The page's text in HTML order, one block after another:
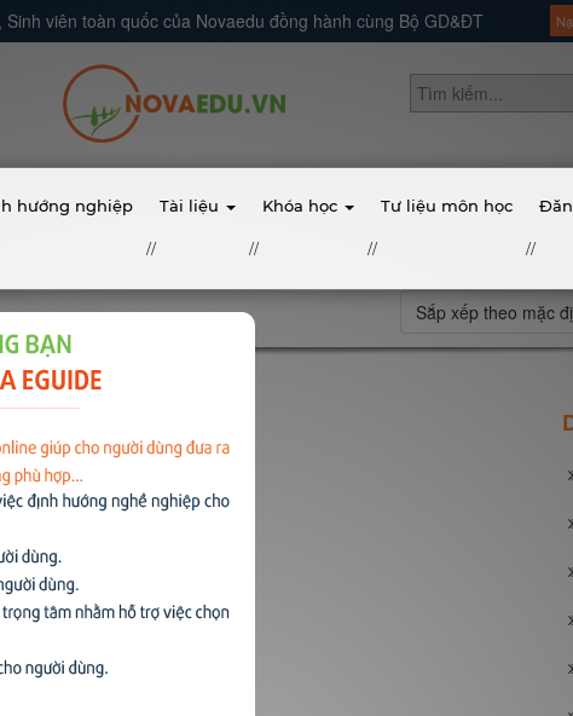
Sinh viên toàn quốc của Novaedu đồng hành cùng Bộ GD&ĐT
hướng nghiệp
//
Tài liệu
//
Khóa học
//
Tư liệu môn học
//
Sắp xếp theo mặc
dục Maria